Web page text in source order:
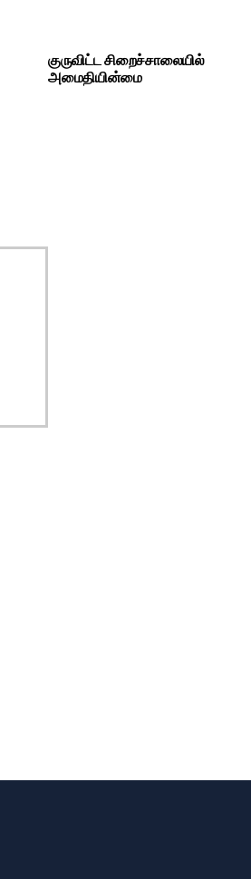
குருவிட்ட சிறைச்சாலையில்
அமைதியின்மை